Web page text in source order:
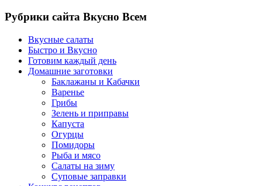
Рубрики сайта Вкусно Всем
Вкусные салаты
Быстро и Вкусно
Готовим каждый день
Домашние заготовки
Баклажаны и Кабачки
Варенье
Грибы
Зелень и приправы
Капуста
Огурцы
Помидоры
Рыба и мясо
Салаты на зиму
Суповые заправки